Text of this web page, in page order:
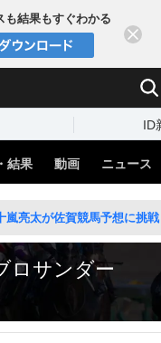
も結果もすぐわかる
ID
結果 動画 ニュース
嵐亮太が佐賀競馬予想に挑戦
ロサンダー